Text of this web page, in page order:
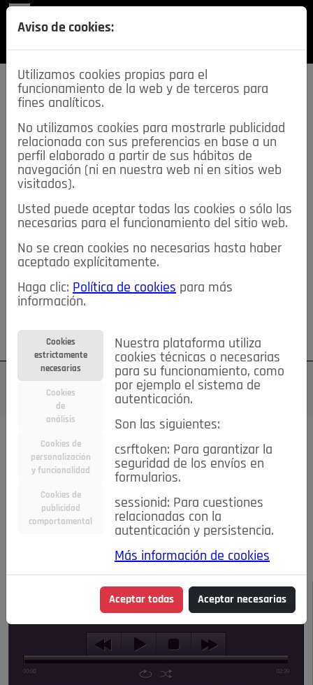
SECCIONES
descarga esta
REVISTA
≡NOTICIAS
NOTICIAS SERVICIOS DE INTERÉS
TABLÓN DE ANUNCIOS MIS ANUNCIOS CONTACTO
NOSOTROS
Su cuenta Regístrese ¿Olvidó su contraseña?
Todas las noticias..
#TePrestoMisOjos Caridad
Ciencia&Tecnología
Economía
Entretenimiento
Estilo de Vida
Internacional
Madrid Opinión IN
Pozuelo de Alarcón
Salud 🔴 En Directo
NOTICIAS
Escucha el audio de esta noticia:
00:00 02:39
Aviso de cookies:
Utilizamos cookies propias para el
funcionamiento de la web y de terceros para
fines analíticos.
No utilizamos cookies para mostrarle publicidad
relacionada con sus preferencias en base a un
perfil elaborado a partir de sus hábitos de
navegación (ni en nuestra web ni en sitios web
visitados).
Usted puede aceptar todas las cookies o sólo las
necesarias para el funcionamiento del sitio web.
No se crean cookies no necesarias hasta haber
aceptado explícitamente.
Haga clic: Política de cookies para más
información.
Cookies
estrictamente
necesarias
Cookies
de
análisis
Cookies de
personalización
y funcionalidad
Cookies de
publicidad
comportamental
Nuestra plataforma utiliza
cookies técnicas o necesarias
para su funcionamiento, como
por ejemplo el sistema de
autenticación.
Son las siguientes:
csrftoken: Para garantizar la
seguridad de los envíos en
formularios.
sessionid: Para cuestiones
relacionadas con la
autenticación y persistencia.
Más información de cookies
Aceptar todas Aceptar necesarias